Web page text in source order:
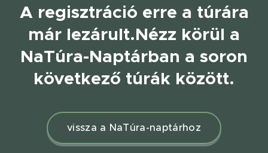
A regisztráció erre a túrára
már lezárult.Nézz körül a
NaTúra-Naptárban a soron
következő túrák között.
vissza a NaTúra-naptárhoz